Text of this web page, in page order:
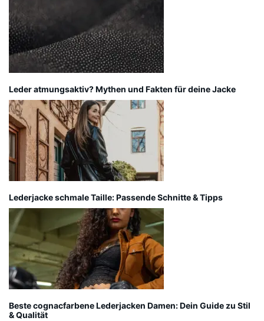
Leder atmungsaktiv? Mythen und Fakten für deine Jacke
Lederjacke schmale Taille: Passende Schnitte & Tipps
Beste cognacfarbene Lederjacken Damen: Dein Guide zu Stil
& Qualität